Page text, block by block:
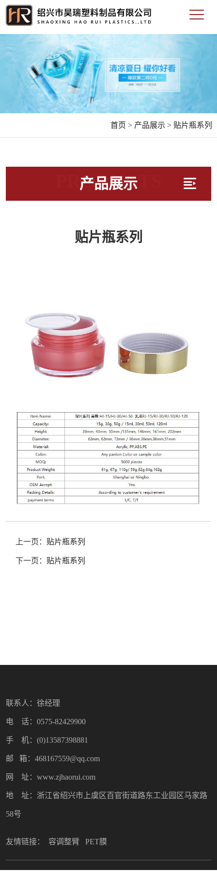
首页 > 产品展示 > 贴片瓶系列
产品展示
PRODUCTS
贴片瓶系列
上一页： 贴片瓶系列
下一页： 贴片瓶系列
联系人：徐经理
电 话：0575-82429900
手 机：(0)13587398881
邮 箱：468167559@qq.com
网 址：www.zjhaorui.com
地 址：浙江省绍兴市上虞区百官街道路东工业园区马家路
58号
友情链接： 容调整臂 PET膜